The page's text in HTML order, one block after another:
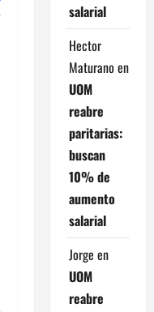
salarial
Hector
Maturano en
UOM
reabre
paritarias:
buscan
10% de
aumento
salarial
Jorge en
UOM
reabre